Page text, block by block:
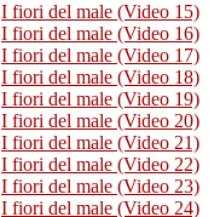
I fiori del male (Video 15)
I fiori del male (Video 16)
I fiori del male (Video 17)
I fiori del male (Video 18)
I fiori del male (Video 19)
I fiori del male (Video 20)
I fiori del male (Video 21)
I fiori del male (Video 22)
I fiori del male (Video 23)
I fiori del male (Video 24)